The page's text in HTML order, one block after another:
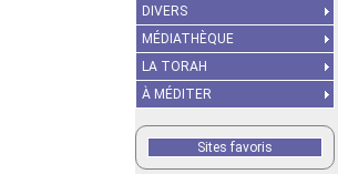
DIVERS
MÉDIATHÈQUE
LA TORAH
À MÉDITER
Sites favoris